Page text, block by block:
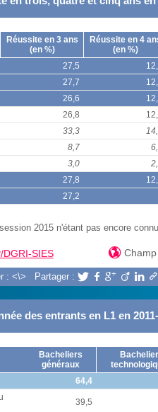
Réussite en 3 ans
(en %)
Réussite en 4
(en %)
27,5
27,7
26,6
26,8
33,3
8,7
3,0
27,8
27,2
2015 n'étant pas encore
DGRI-SIES Champ
: <\> Partager :     
des entrants en L1 en
Bacheliers
généraux
64,4
39,5